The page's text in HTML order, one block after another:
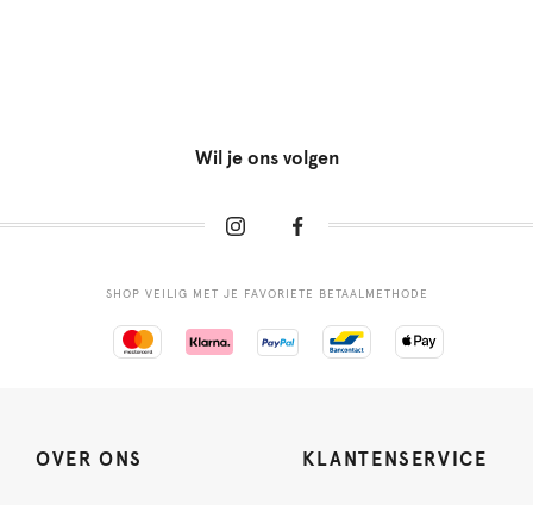
Wil je ons volgen
SHOP VEILIG MET JE FAVORIETE BETAALMETHODE
OVER ONS KLANTENSERVICE